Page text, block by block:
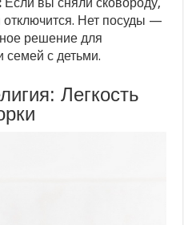
отключится. Нет посуды —
решение для
семей с детьми.
Легкость